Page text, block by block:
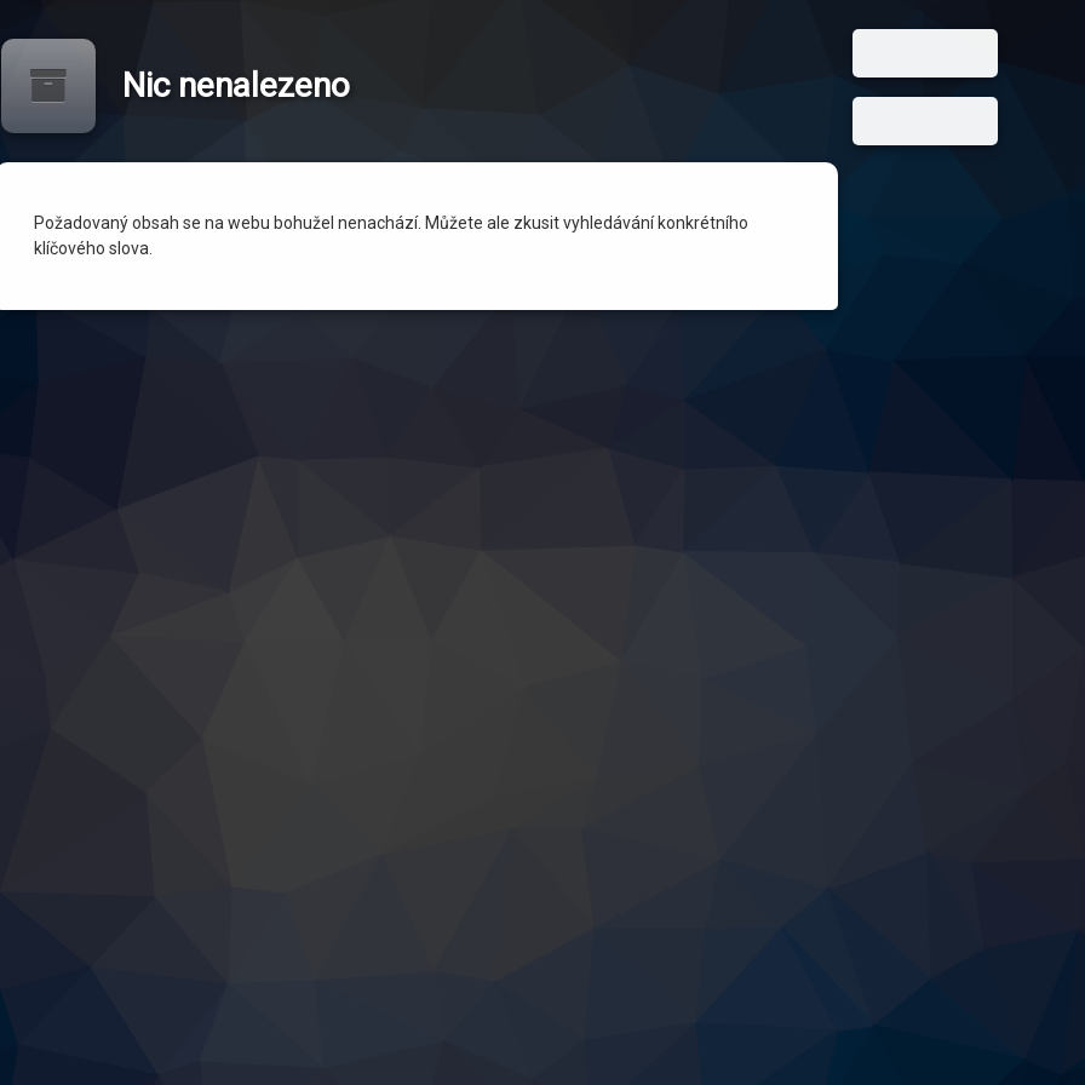
Nic nenalezeno
Požadovaný obsah se na webu bohužel nenachází. Můžete ale zkusit vyhledávání konkrétního
klíčového slova.